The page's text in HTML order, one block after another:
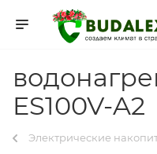
ES100V-A2
Электрические